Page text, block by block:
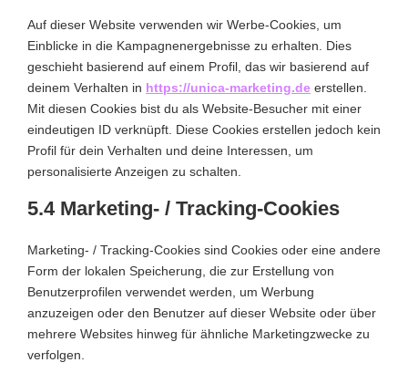
Auf dieser Website verwenden wir Werbe-Cookies, um
Einblicke in die Kampagnenergebnisse zu erhalten. Dies
geschieht basierend auf einem Profil, das wir basierend auf
deinem Verhalten in https://unica-marketing.de erstellen.
Mit diesen Cookies bist du als Website-Besucher mit einer
eindeutigen ID verknüpft. Diese Cookies erstellen jedoch kein
Profil für dein Verhalten und deine Interessen, um
personalisierte Anzeigen zu schalten.
5.4 Marketing- / Tracking-Cookies
Marketing- / Tracking-Cookies sind Cookies oder eine andere
Form der lokalen Speicherung, die zur Erstellung von
Benutzerprofilen verwendet werden, um Werbung
anzuzeigen oder den Benutzer auf dieser Website oder über
mehrere Websites hinweg für ähnliche Marketingzwecke zu
verfolgen.